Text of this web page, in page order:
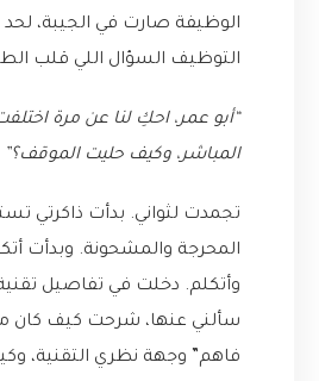
الوظيفة صارت في الجيبة،
التوظيف السؤال اللي قلب
“أبو عمر، احكِ لنا عن مرة
المباشر، وكيف حليت الموقف؟”
تجمدت لثواني. بدأت ذاكرتي
المحرجة والمشحونة. وبدأت
وأتكلم. دخلت في تفاصيل
سألني عنها، شرحت كيف كان
فاهم” وجهة نظري التقنية،